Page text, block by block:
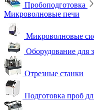
Пробоподготовка
Микроволновые печи
Микроволновые
Оборудование для
Отрезные станки
Подготовка проб